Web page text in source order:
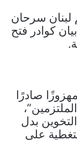
لبنان سرحان
كوادر فتح
صادرًا
بدل
على